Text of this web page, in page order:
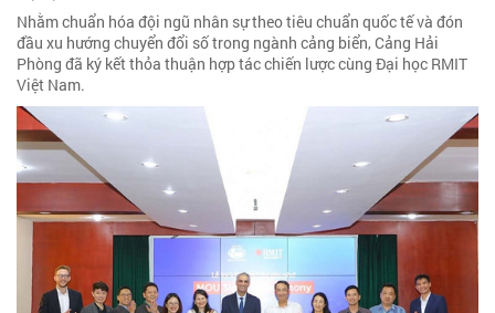
Nhằm chuẩn hóa đội ngũ nhân sự theo tiêu chuẩn quốc tế và đón
đầu xu hướng chuyển đổi số trong ngành cảng biển, Cảng Hải
Phòng đã ký kết thỏa thuận hợp tác chiến lược cùng Đại học RMIT
Việt Nam.